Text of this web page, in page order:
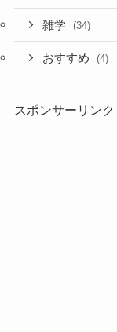
雑学 (34)
おすすめ (4)
スポンサーリンク